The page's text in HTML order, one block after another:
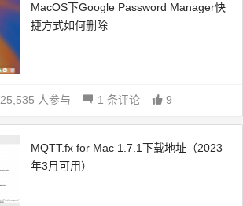
MacOS下Google Password Manager快
捷方式如何删除
25,535 人参与 1 条评论 9
MQTT.fx for Mac 1.7.1下载地址（2023
年3月可用）